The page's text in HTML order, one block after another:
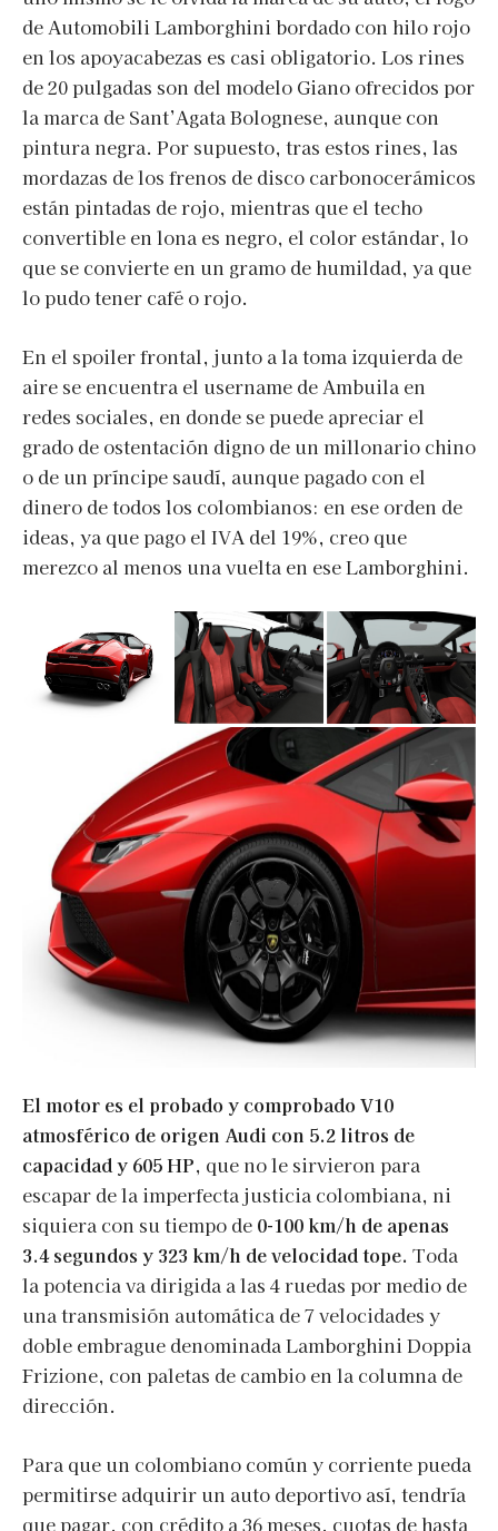
de Automobili Lamborghini bordado con hilo rojo
en los apoyacabezas es casi obligatorio. Los rines
de 20 pulgadas son del modelo Giano ofrecidos por
la marca de Sant’Agata Bolognese, aunque con
pintura negra. Por supuesto, tras estos rines, las
mordazas de los frenos de disco carbonocerámicos
están pintadas de rojo, mientras que el techo
convertible en lona es negro, el color estándar, lo
que se convierte en un gramo de humildad, ya que
lo pudo tener café o rojo.
En el spoiler frontal, junto a la toma izquierda de
aire se encuentra el username de Ambuila en
redes sociales, en donde se puede apreciar el
grado de ostentación digno de un millonario chino
o de un príncipe saudí, aunque pagado con el
dinero de todos los colombianos: en ese orden de
ideas, ya que pago el IVA del 19%, creo que
merezco al menos una vuelta en ese Lamborghini.
El motor es el probado y comprobado V10
atmosférico de origen Audi con 5.2 litros de
capacidad y 605 HP, que no le sirvieron para
escapar de la imperfecta justicia colombiana, ni
siquiera con su tiempo de 0-100 km/h de apenas
3.4 segundos y 323 km/h de velocidad tope. Toda
la potencia va dirigida a las 4 ruedas por medio de
una transmisión automática de 7 velocidades y
doble embrague denominada Lamborghini Doppia
Frizione, con paletas de cambio en la columna de
dirección.
Para que un colombiano común y corriente pueda
permitirse adquirir un auto deportivo así, tendría
que pagar, con crédito a 36 meses, cuotas de hasta